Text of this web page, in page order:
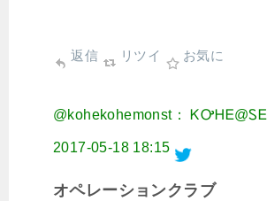
返信 リツイ お気に
@kohekohemonst：
2017-05-18 18:15
オペレーションクラブ